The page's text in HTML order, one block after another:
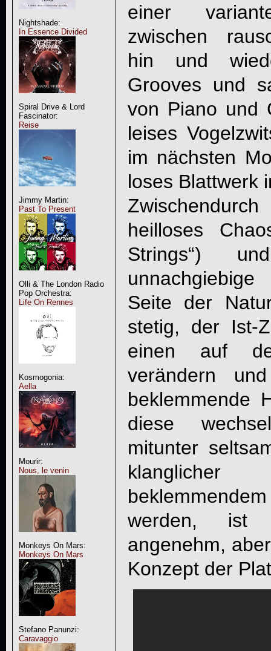
Nightshade:
In Essence Divided
Spiral Drive & Lord
Fascinator:
Reise
Jimmy Martin:
Past To Present
Olli & The London Radio
Pop Orchestra:
Life On Rennes
Kosmogonia:
Aella
Mourir:
Nous, le venin
Monkeys On Mars:
Monkeys On Mars
Stefano Panunzi:
Caravaggio
einer
zwischen
hin und
Grooves und
von Piano und
leises
im nächsten
loses Blattwerk
heilloses
Strings“)
Seite der
stetig, der Ist-
einen auf
verändern
beklemmende
diese
mitunter
werden, ist
angenehm,
Konzept der